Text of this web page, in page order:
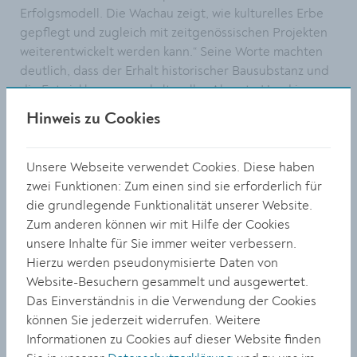
Erfolgsmodell. Die Wachau zeigt, wie kulturelles Erbe
gepflegt und zugleich mit zeitgenössischen Projekten
weiterentwickelt werden kann.“ Seine Worte machten
deutlich, dass der Erhalt historischer Bausubstanz und
die Entwicklung neuer kultureller Akzente Hand in
Hand gehen müssen – eine Haltung, die in Krems seit
Jahrzehnten gelebte Praxis ist.
Wissenschaftliche Verantwortung und Vernetzung
Rektorin Viktoria Weber von der Universität für
Weiterbildung Krems hob hervor:
„Krems ist reich an kulturellem Erbe. Für uns als
Universität heißt das, Verantwortung zu übernehmen
und dieses Erbe durch Forschung, Lehre und
Vernetzung sichtbar zu machen. Kultur ist keine
statische Größe, sondern gelingt nur im
Zusammenspiel von Wissenschaft, Politik und
Gesellschaft.“
Hinweis zu Cookies
Unsere Webseite verwendet Cookies. Diese haben
zwei Funktionen: Zum einen sind sie erforderlich für
die grundlegende Funktionalität unserer Website.
Zum anderen können wir mit Hilfe der Cookies
unsere Inhalte für Sie immer weiter verbessern.
Hierzu werden pseudonymisierte Daten von
Website-Besuchern gesammelt und ausgewertet.
Das Einverständnis in die Verwendung der Cookies
können Sie jederzeit widerrufen. Weitere
Informationen zu Cookies auf dieser Website finden